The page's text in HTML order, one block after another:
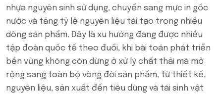
nhựa nguyên sinh sử dụng, chuyển sang mực in gốc
nước và tăng tỷ lệ nguyên liệu tái tạo trong nhiều
dòng sản phẩm. Đây là xu hướng đang được nhiều
tập đoàn quốc tế theo đuổi, khi bài toán phát triển
bền vững không còn dừng ở xử lý chất thải mà mở
rộng sang toàn bộ vòng đời sản phẩm, từ thiết kế,
nguyên liệu, sản xuất đến tiêu dùng và tái sinh vật